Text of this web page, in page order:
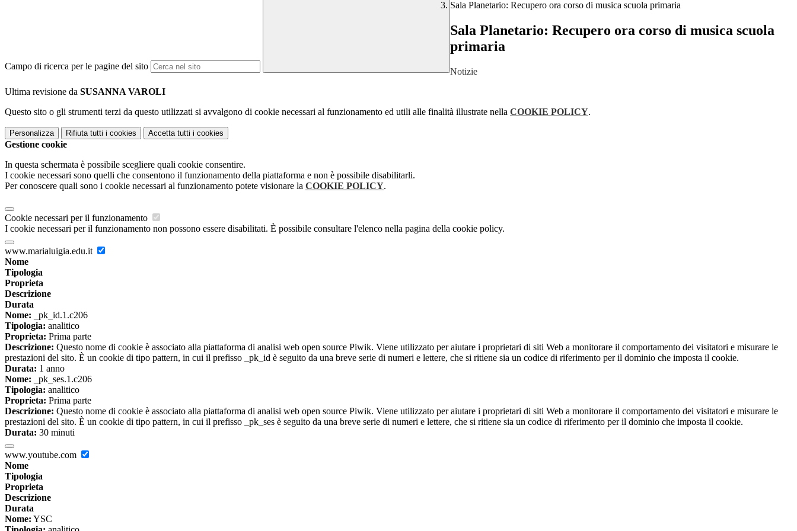
Campo di ricerca per le pagine del sito
Sala Planetario: Recupero ora corso di musica scuola primaria
Sala Planetario: Recupero ora corso di musica scuola
primaria
Notizie
Ultima revisione da SUSANNA VAROLI
Questo sito o gli strumenti terzi da questo utilizzati si avvalgono di cookie necessari al funzionamento ed utili alle finalità illustrate nella COOKIE POLICY.
Personalizza Rifiuta tutti i cookies Accetta tutti i cookies
Gestione cookie
In questa schermata è possibile scegliere quali cookie consentire.
I cookie necessari sono quelli che consentono il funzionamento della piattaforma e non è possibile disabilitarli.
Per conoscere quali sono i cookie necessari al funzionamento potete visionare la COOKIE POLICY.
Cookie necessari per il funzionamento
I cookie necessari per il funzionamento non possono essere disabilitati. È possibile consultare l'elenco nella pagina della cookie policy.
www.marialuigia.edu.it
Nome
Tipologia
Proprieta
Descrizione
Durata
Nome: _pk_id.1.c206
Tipologia: analitico
Proprieta: Prima parte
Descrizione: Questo nome di cookie è associato alla piattaforma di analisi web open source Piwik. Viene utilizzato per aiutare i proprietari di siti Web a monitorare il comportamento dei visitatori e misurare le
prestazioni del sito. È un cookie di tipo pattern, in cui il prefisso _pk_id è seguito da una breve serie di numeri e lettere, che si ritiene sia un codice di riferimento per il dominio che imposta il cookie.
Durata: 1 anno
Nome: _pk_ses.1.c206
Tipologia: analitico
Proprieta: Prima parte
Descrizione: Questo nome di cookie è associato alla piattaforma di analisi web open source Piwik. Viene utilizzato per aiutare i proprietari di siti Web a monitorare il comportamento dei visitatori e misurare le
prestazioni del sito. È un cookie di tipo pattern, in cui il prefisso _pk_ses è seguito da una breve serie di numeri e lettere, che si ritiene sia un codice di riferimento per il dominio che imposta il cookie.
Durata: 30 minuti
www.youtube.com
Nome
Tipologia
Proprieta
Descrizione
Durata
Nome: YSC